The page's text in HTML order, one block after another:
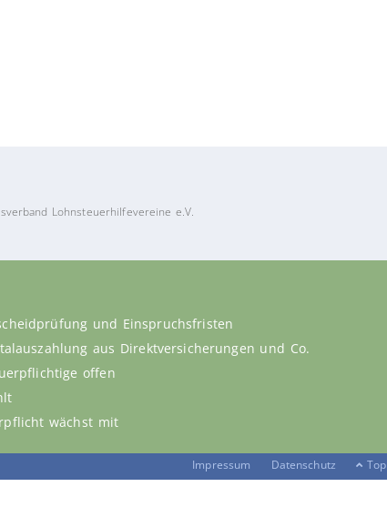
Lohnsteuerhilfevereine e.V.
und Einspruchsfristen
aus Direktversicherungen und Co.
offen
wächst mit
Impressum Datenschutz Top